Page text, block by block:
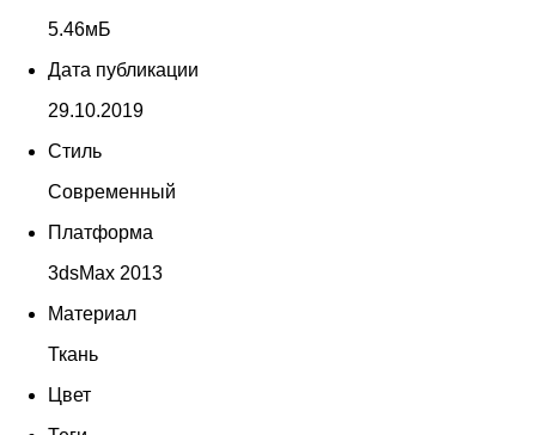
5.46мБ
Дата публикации
29.10.2019
Стиль
Современный
Платформа
3dsMax 2013
Материал
Ткань
Цвет